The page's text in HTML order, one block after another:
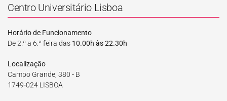
Centro Universitário Lisboa
Horário de Funcionamento
De 2.ª a 6.ª feira das 10.00h às 22.30h
Localização
Campo Grande, 380 - B
1749-024 LISBOA